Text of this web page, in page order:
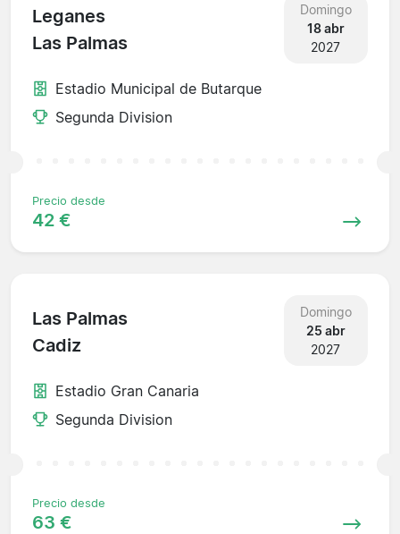
Leganes
Las Palmas
Domingo
18 abr
2027
Estadio Municipal de Butarque
Segunda Division
Precio desde
42 €
Las Palmas
Cadiz
Domingo
25 abr
2027
Estadio Gran Canaria
Segunda Division
Precio desde
63 €